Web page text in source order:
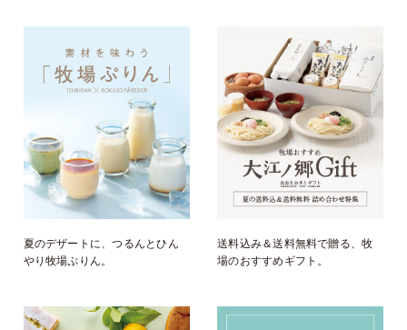
夏のデザートに、つるんとひん
やり牧場ぷりん。
送料込み＆送料無料で贈る、牧
場のおすすめギフト。